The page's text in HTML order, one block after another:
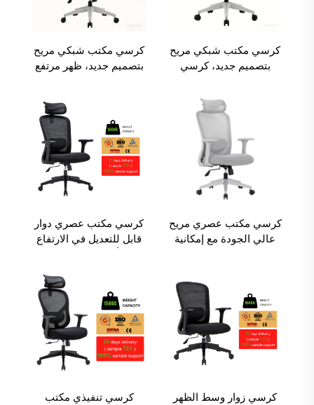
كرسي مكتب شبكي مريح
بتصميم جديد، كرسي
للتعديل، مناسب لأثاث
المكاتب
كرسي مكتب شبكي مريح
بتصميم جديد، ظهر مرتفع
كرسي مكتب عصري مريح
عالي الجودة مع إمكانية
كرسي مكتب عصري دوار
قابل للتعديل في الارتفاع
شبكية للمهام اليومية
للعمل
كرسي زوار وسط الظهر
كرسي تنفيذي مكتب